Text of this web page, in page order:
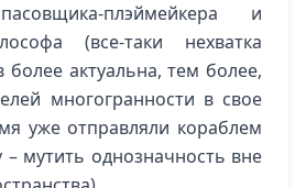
плэймейкера и
(все-таки нехватка
более актуальна, тем более,
многогранности в свое
уже отправляли кораблем
– мутить однозначность вне